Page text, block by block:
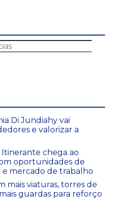
Di Jundiahy vai
e valorizar a
Itinerante chega ao
oportunidades de
mercado de trabalho
mais viaturas, torres de
guardas para reforço